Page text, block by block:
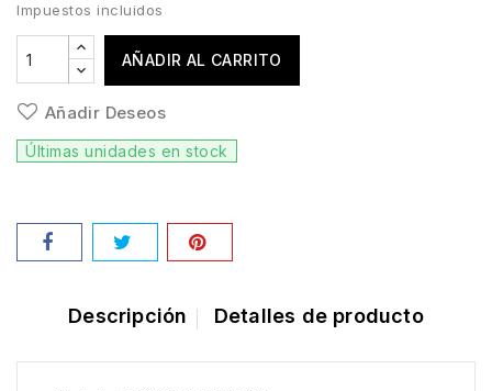
Impuestos incluidos
AÑADIR AL CARRITO
Añadir Deseos
Últimas unidades en stock
Descripción Detalles de producto